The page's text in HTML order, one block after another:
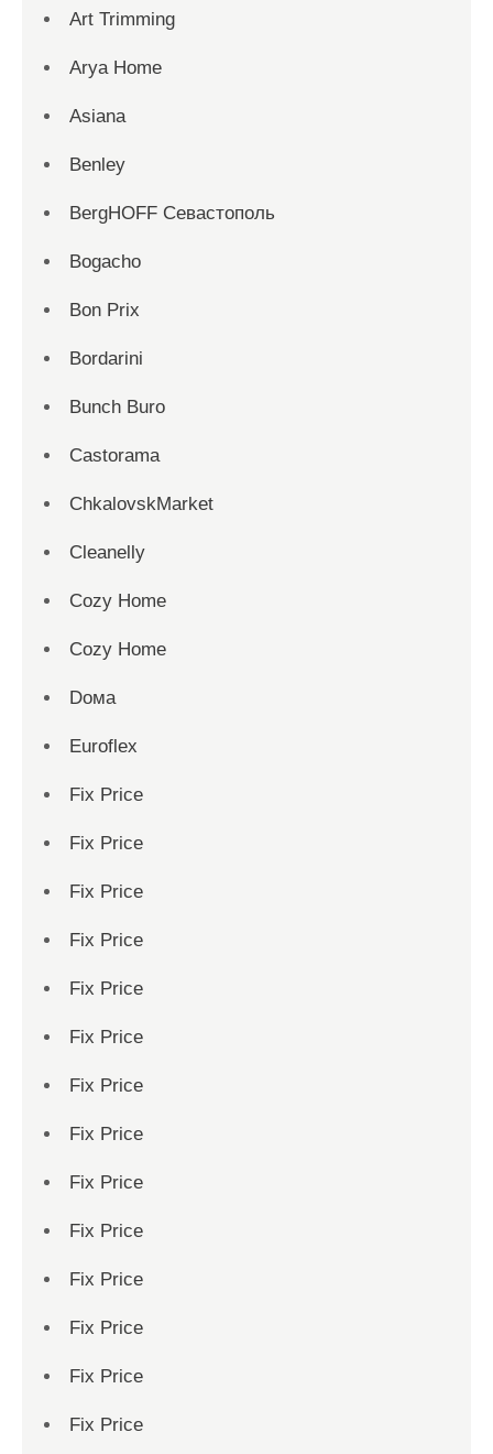
Art Trimming
Arya Home
Asiana
Benley
BergHOFF Севастополь
Bogacho
Bon Prix
Bordarini
Bunch Buro
Castorama
ChkalovskMarket
Cleanelly
Cozy Home
Cozy Home
Dома
Euroflex
Fix Price
Fix Price
Fix Price
Fix Price
Fix Price
Fix Price
Fix Price
Fix Price
Fix Price
Fix Price
Fix Price
Fix Price
Fix Price
Fix Price